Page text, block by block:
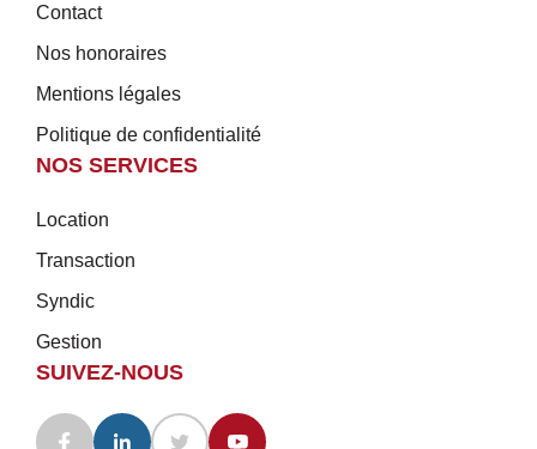
Contact
Nos honoraires
Mentions légales
Politique de confidentialité
NOS SERVICES
Location
Transaction
Syndic
Gestion
SUIVEZ-NOUS